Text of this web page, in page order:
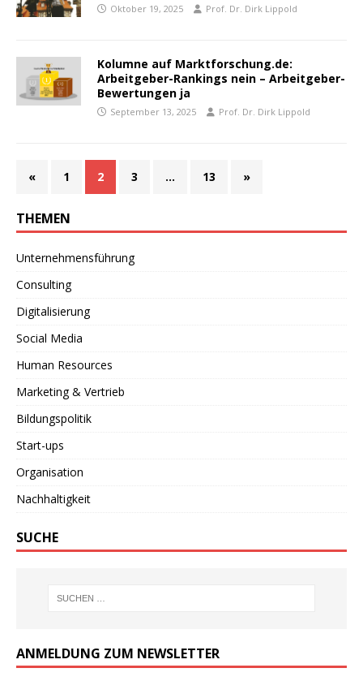
Oktober 19, 2025 Prof. Dr. Dirk Lippold
Kolumne auf Marktforschung.de:
Arbeitgeber-Rankings nein – Arbeitgeber-
Bewertungen ja
September 13, 2025 Prof. Dr. Dirk Lippold
« 1 2 3 … 13 »
THEMEN
Unternehmensführung
Consulting
Digitalisierung
Social Media
Human Resources
Marketing & Vertrieb
Bildungspolitik
Start-ups
Organisation
Nachhaltigkeit
SUCHE
ANMELDUNG ZUM NEWSLETTER